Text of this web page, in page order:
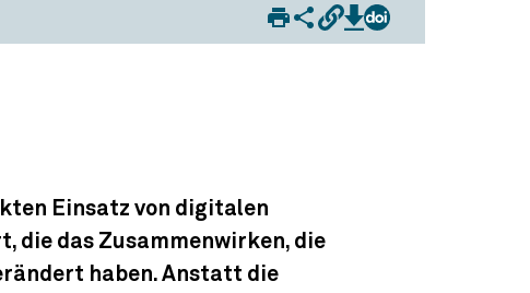
Einsatz von digitalen
die das Zusammenwirken, die
haben. Anstatt die